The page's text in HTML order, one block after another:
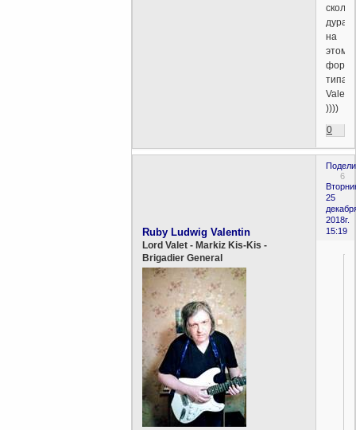
на
этом
типа
))))
0
6
25
2018г.
15:19
Ruby Ludwig Valentin
Lord Valet - Markiz Kis-Kis -
Brigadier General